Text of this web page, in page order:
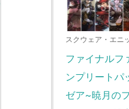
スクウェア・エニ
ファイナルフ
ンプリートパ
ゼア~暁月の